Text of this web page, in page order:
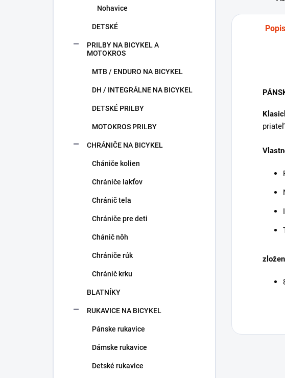
Nohavice
DETSKÉ
PRILBY NA BICYKEL A
MOTOKROS
MTB / ENDURO NA BICYKEL
DH / INTEGRÁLNE NA BICYKEL
DETSKÉ PRILBY
MOTOKROS PRILBY
CHRÁNIČE NA BICYKEL
Chániče kolien
Chrániče lakťov
Chránič tela
Chrániče pre deti
Chánič nôh
Chrániče rúk
Chránič krku
BLATNÍKY
RUKAVICE NA BICYKEL
Pánske rukavice
Dámske rukavice
Detské rukavice
Popis